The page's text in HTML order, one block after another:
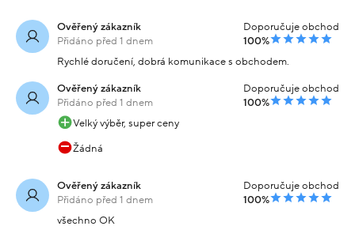
Ověřený zákazník
Přidáno před 1 dnem
Doporučuje obchod
100%
Rychlé doručení, dobrá komunikace s obchodem.
Ověřený zákazník
Přidáno před 1 dnem
Doporučuje obchod
100%
Velký výběr, super ceny
Žádná
Ověřený zákazník
Přidáno před 1 dnem
Doporučuje obchod
100%
všechno OK